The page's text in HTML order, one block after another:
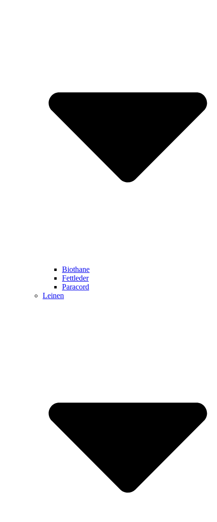
Biothane
Fettleder
Paracord
Leinen